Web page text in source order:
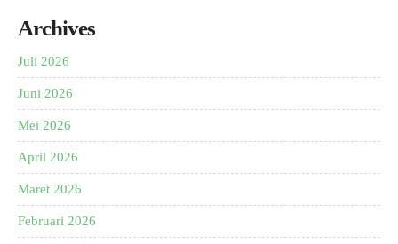
Archives
Juli 2026
Juni 2026
Mei 2026
April 2026
Maret 2026
Februari 2026